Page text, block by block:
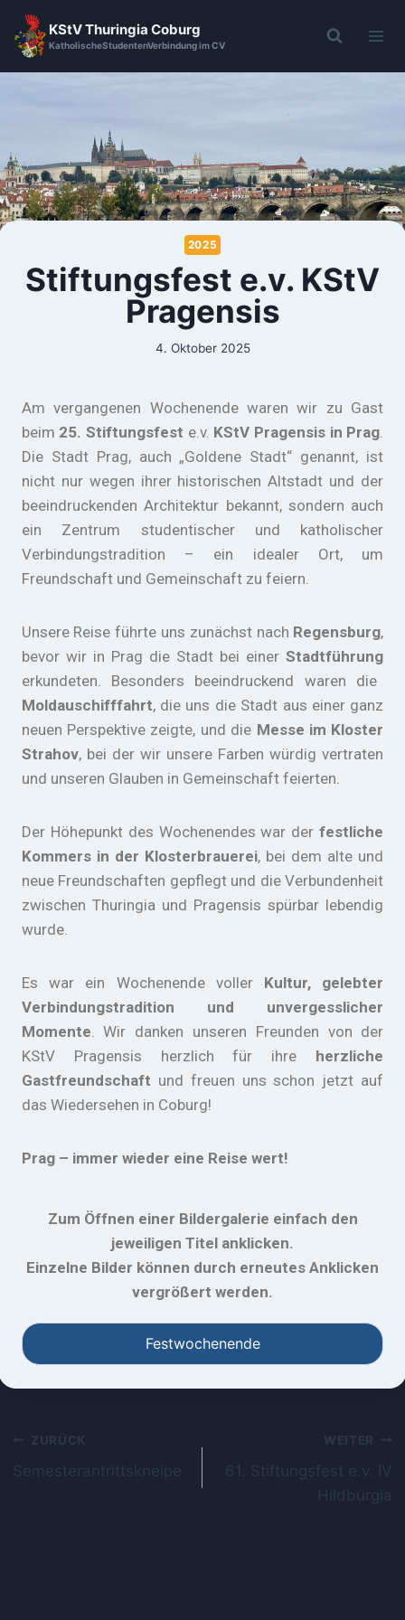
KStV Thuringia Coburg
KatholischeStudentenVerbindung im CV
2025
Stiftungsfest e.v. KStV
Pragensis
4. Oktober 2025
Am vergangenen Wochenende waren wir zu Gast
beim 25. Stiftungsfest e.v. KStV Pragensis in Prag.
Die Stadt Prag, auch „Goldene Stadt“ genannt, ist
nicht nur wegen ihrer historischen Altstadt und der
beeindruckenden Architektur bekannt, sondern auch
ein Zentrum studentischer und katholischer
Verbindungstradition – ein idealer Ort, um
Freundschaft und Gemeinschaft zu feiern.
Unsere Reise führte uns zunächst nach Regensburg,
bevor wir in Prag die Stadt bei einerStadtführung
erkundeten. Besonders beeindruckend waren die
Moldauschifffahrt, die uns die Stadt aus einer ganz
neuen Perspektive zeigte, und die Messe im Kloster
Strahov, bei der wir unsere Farben würdig vertraten
und unseren Glauben in Gemeinschaft feierten.
Der Höhepunkt des Wochenendes war derfestliche
Kommers in der Klosterbrauerei, bei dem alte und
neue Freundschaften gepflegt und die Verbundenheit
zwischen Thuringia und Pragensis spürbar lebendig
wurde.
Es war ein Wochenende voller Kultur, gelebter
Verbindungstradition und unvergesslicher
Momente. Wir danken unseren Freunden von der
KStV Pragensis herzlich für ihre herzliche
Gastfreundschaft und freuen uns schon jetzt auf
das Wiedersehen in Coburg!
Prag – immer wieder eine Reise wert!
Zum Öffnen einer Bildergalerie einfach den
jeweiligen Titel anklicken.
Einzelne Bilder können durch erneutes Anklicken
vergrößert werden.
Festwochenende
ZURÜCK
Semesterantrittskneipe
WEITER
61. Stiftungsfest e.v. IV
Hildburgia